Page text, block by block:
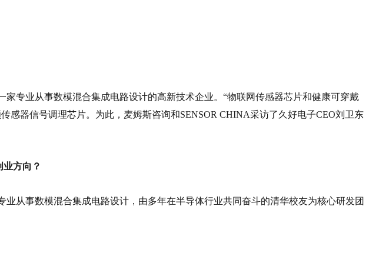
专业从事数模混合集成电路设计的高新技术企业。“物联网传感器芯片和健康可穿戴
器信号调理芯片。为此，麦姆斯咨询和SENSOR CHINA采访了久好电子CEO刘卫东
方向？
从事数模混合集成电路设计，由多年在半导体行业共同奋斗的清华校友为核心研发团